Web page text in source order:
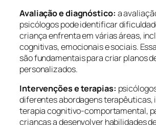
Avaliação e diagnóstico: a
psicólogos pode identificar
criança enfrenta em várias áreas,
cognitivas, emocionais e sociais.
são fundamentais para criar planos
personalizados.
Intervenções e terapias:
diferentes abordagens terapêuticas,
terapia cognitivo-comportamental,
crianças a desenvolver habilidades